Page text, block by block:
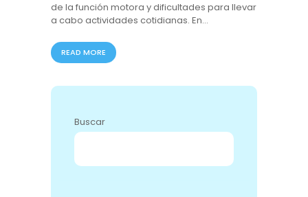
de la función motora y dificultades para llevar
a cabo actividades cotidianas. En…
READ MORE
Buscar